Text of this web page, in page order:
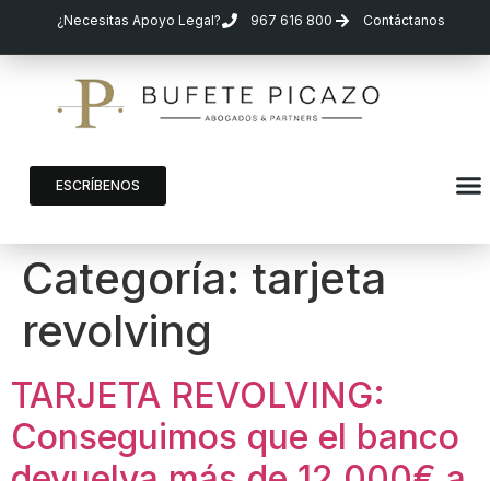
¿Necesitas Apoyo Legal? 967 616 800 Contáctanos
ESCRÍBENOS
Categoría: tarjeta
revolving
TARJETA REVOLVING:
Conseguimos que el banco